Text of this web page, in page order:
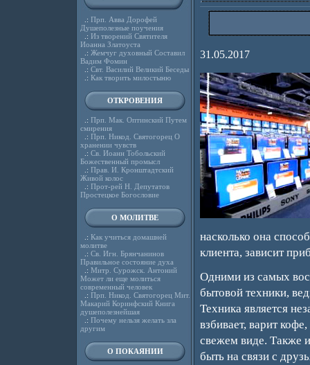
.: Прп. Авва Дорофей
Душеполезные поучения
.: Из творений Святителя
Иоанна Златоуста
.: Жемчуг духовный Составил
Вадим Фомин
.: Свт. Василий Великий Беседы
.: Как творить милостыню
ОТКРОВЕНИЯ
.: Прп. Мак. Оптинский Путем
смирения
.: Прп. Никод. Святогорец О
хранении чувств
.: Св. Иоанн Тобольский
Божественный промысл
.: Прав. И. Кронштадтский
Живой колос
.: Прот-рей Н. Депутатов
Простецкое Богословие
О МОЛИТВЕ
.: Как учиться домашней
молитве
.: Св. Игн. Брянчанинов
Правильное состояние духа
.: Митр. Сурожск. Антоний
Может ли еще молиться
современный человек
.: Прп. Никод. Святогорец Мит.
Макарий Коринфский Книга
душеполезнейшая
.: Почему нельзя желать зла
другим
О ПОКАЯНИИ
31.05.2017
насколько она
клиента, зависит
Одними из самых
бытовой техники,
Техника является
взбивает, варит
свежем виде. Также
быть на связи с